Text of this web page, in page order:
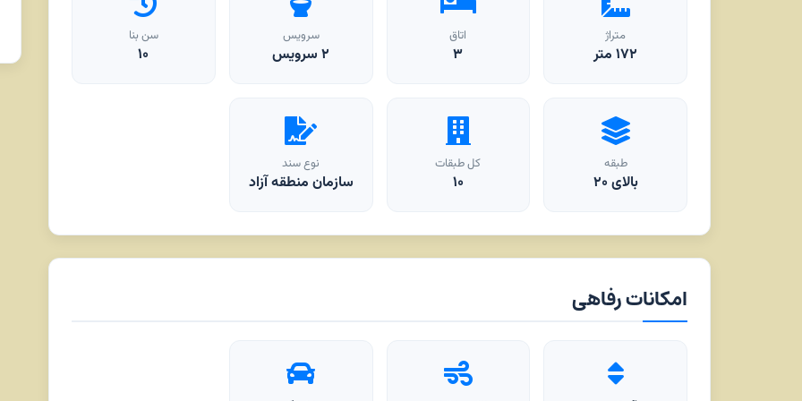
متراژ
۱۷۲متر
اتاق
۳
سرویس
۲ سرویس
سن بنا
۱۰
طبقه
بالای ۲۰
کل طبقات
۱۰
نوع سند
سازمان منطقه آزاد
امکانات رفاهی